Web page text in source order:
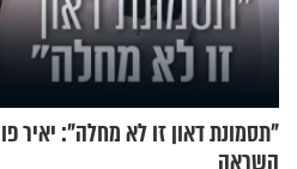
"תסמונת דאון זו לא מחלה": יאיר